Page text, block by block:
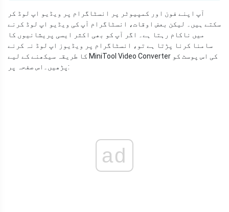
آپ اپنے فون اور کمپیوٹر پر انسٹاگرام پر ویڈیو اپ لوڈ کر
سکتے ہیں۔ لیکن بعض اوقات، انسٹاگرام آپ کی ویڈیو اپ لوڈ کرنے
میں ناکام رہتا ہے۔ اگر آپ کو بھی اکثر ایسی پریشانیوں کا
سامنا کرنا پڑتا ہے تو، انسٹاگرام پر ویڈیوز اپ لوڈ نہ کرنے
کا طریقہ سیکھنے کے لیے MiniTool Video Converter کی اس پوسٹ کو
پڑھیں۔اس صفحہ پر:
ad